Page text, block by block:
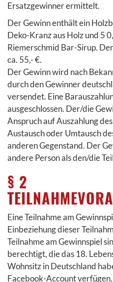
Ersatzgewinner ermittelt.
Der Gewinn enthält ein
Deko-Kranz aus Holz und 5
Riemerschmid Bar-Sirup.
ca. 55,- €.
Der Gewinn wird nach
durch den Gewinner
versendet. Eine
ausgeschlossen. Der/die
Anspruch auf Auszahlung
Austausch oder Umtausch
anderen Gegenstand. Der
andere Person als den/die
§ 2
Eine Teilnahme am
Einbeziehung dieser
Teilnahme am Gewinnspiel
berechtigt, die das 18.
Wohnsitz in Deutschland
Facebook-Account verfügen.